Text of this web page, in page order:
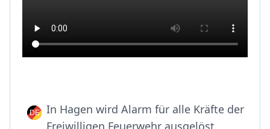
In Hagen wird Alarm für alle Kräfte der
Freiwilligen Feuerwehr ausgelöst.